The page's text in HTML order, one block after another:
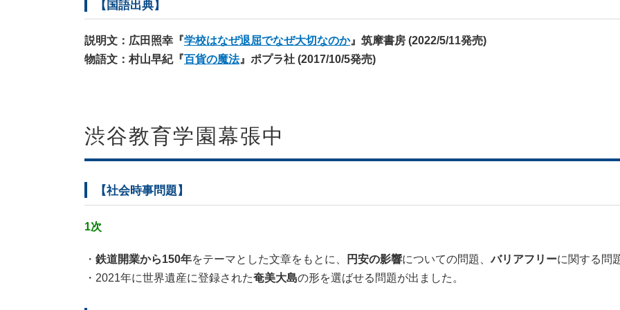
【国語出典】
説明文：広田照幸『学校はなぜ退屈でなぜ大切なのか』筑摩書房 (2022/5/11発売)
物語文：村山早紀『百貨の魔法』ポプラ社 (2017/10/5発売)
渋谷教育学園幕張中
【社会時事問題】
1次
・ 鉄道開業から150年をテーマとした文章をもとに、 円安の影響についての問題、バリアフリーに関する問
・2021年に世界遺産に登録された奄美大島の形を選ばせる問題が出ました。